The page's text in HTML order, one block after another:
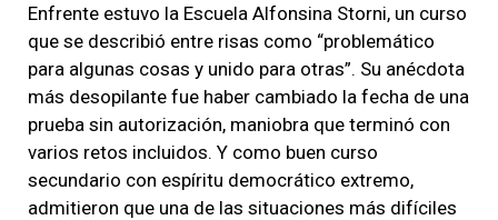
Enfrente estuvo la Escuela Alfonsina Storni, un curso
que se describió entre risas como “problemático
para algunas cosas y unido para otras”. Su anécdota
más desopilante fue haber cambiado la fecha de una
prueba sin autorización, maniobra que terminó con
varios retos incluidos. Y como buen curso
secundario con espíritu democrático extremo,
admitieron que una de las situaciones más difíciles